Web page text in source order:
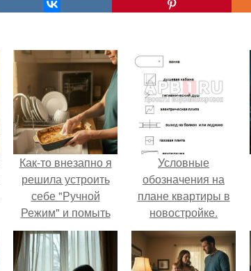
Как-то внезапно я
решила устроить
себе "Ручной
Режим" и помыть
посуду без помощи
техники.
Условные
обозначения на
плане квартиры в
новостройке.
Описание
обозначений на
планах БТИ